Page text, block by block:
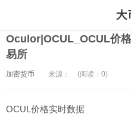
Oculor|OCUL_OCUL价
易所
加密货币 来源： (阅读：0)
OCUL价格实时数据